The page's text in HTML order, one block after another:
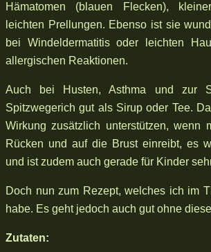
Hämatomen (blauen Flecken),
leichten Prellungen. Ebenso ist sie
bei Windeldermatitis oder leichten
allergischen Reaktionen.
Auch bei Husten, Asthma und zur
Spitzwegerich gut als Sirup oder Tee.
Wirkung zusätzlich unterstützen, wenn
Rücken und auf die Brust einreibt, es
und ist zudem auch gerade für Kinder
Doch nun zum Rezept, welches ich im
habe. Es geht jedoch auch gut ohne
Zutaten: